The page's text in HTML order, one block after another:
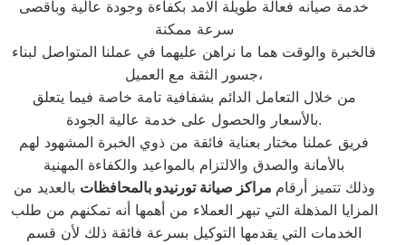
خدمة صيانه فعالة طويلة الامد بكفاءة وجودة عالية وبأقصى
سرعة ممكنة
فالخبرة والوقت هما ما نراهن عليهما في عملنا المتواصل لبناء
جسور الثقة مع العميل،
من خلال التعامل الدائم بشفافية تامة خاصة فيما يتعلق
بالأسعار والحصول على خدمة عالية الجودة.
فريق عملنا مختار بعناية فائقة من ذوي الخبرة المشهود لهم
بالأمانة والصدق والالتزام بالمواعيد والكفاءة المهنية
وذلك تتميز أرقام مراكز صيانة تورنيدو بالمحافظات بالعديد من
المزايا المذهلة التي تبهر العملاء من أهمها أنه تمكنهم من طلب
الخدمات التي يقدمها التوكيل بسرعة فائقة ذلك لأن قسم